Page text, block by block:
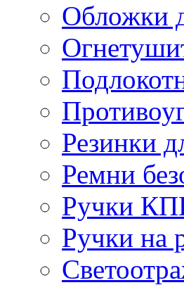
Обложки
Резинки
Ремни
Ручки
Ручки на